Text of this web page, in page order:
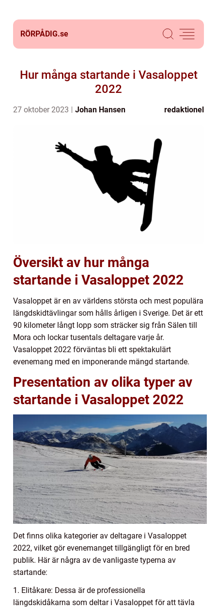
RÖRPÅDIG.se
Hur många startande i Vasaloppet
2022
27 oktober 2023 Johan Hansen redaktionel
Översikt av hur många
startande i Vasaloppet 2022
Vasaloppet är en av världens största och mest populära
längdskidtävlingar som hålls årligen i Sverige. Det är ett
90 kilometer långt lopp som sträcker sig från Sälen till
Mora och lockar tusentals deltagare varje år.
Vasaloppet 2022 förväntas bli ett spektakulärt
evenemang med en imponerande mängd startande.
Presentation av olika typer av
startande i Vasaloppet 2022
Det finns olika kategorier av deltagare i Vasaloppet
2022, vilket gör evenemanget tillgängligt för en bred
publik. Här är några av de vanligaste typerna av
startande:
1. Elitåkare: Dessa är de professionella
längdskidåkarna som deltar i Vasaloppet för att tävla